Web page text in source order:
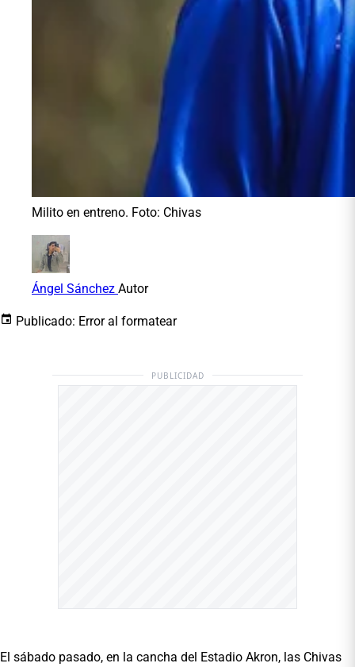
Milito en entreno. Foto: Chivas
Ángel Sánchez Autor
Publicado: Error al formatear
PUBLICIDAD
El sábado pasado, en la cancha del Estadio Akron, las Chivas